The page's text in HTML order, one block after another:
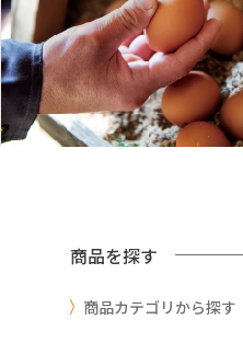
商品を探す
商品カテゴリから探す